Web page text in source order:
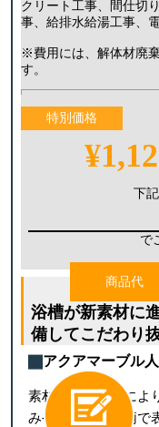
クリート工事、間仕切
事、給排水給湯工事、
※費用には、解体材廃
す。
特別価格
下
で
商品代
浴槽が新素材に
備してこだわり
アクアマーブル
素材の配合技術によ
みや奥行き感を柄で